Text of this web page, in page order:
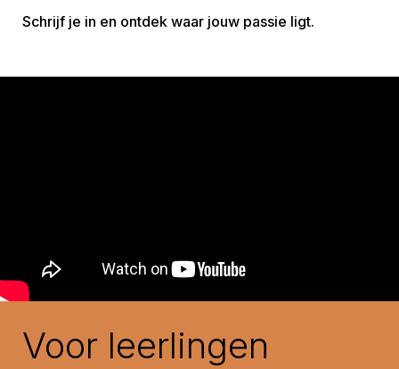
Schrijf je in en ontdek waar jouw passie ligt.
Voor leerlingen